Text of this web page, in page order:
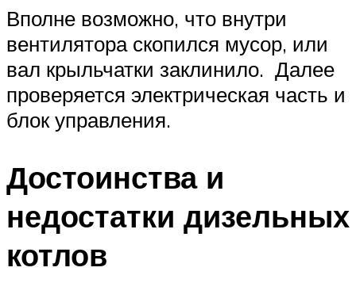
Вполне возможно, что внутри
вентилятора скопился мусор, или
вал крыльчатки заклинило. Далее
проверяется электрическая часть и
блок управления.
Достоинства и
недостатки дизельных
котлов